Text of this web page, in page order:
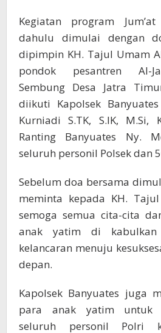
Kegiatan program
dahulu dimulai dengan
dipimpin KH. Tajul Umam
pondok pesantren Al-
Sembung Desa Jatra
diikuti Kapolsek
Kurniadi S.TK, S.IK, M.Si,
Ranting Banyuates Ny.
seluruh personil Polsek dan
Sebelum doa bersama
meminta kepada KH.
semoga semua cita-cita
anak yatim di
kelancaran menuju
depan.
Kapolsek Banyuates juga
para anak yatim untuk
seluruh personil Polri